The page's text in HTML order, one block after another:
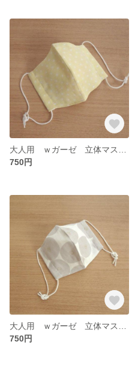
750円
750円